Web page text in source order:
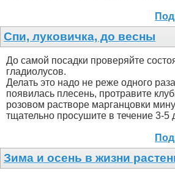
Спи, луковичка, до весны
До самой посадки проверяйте
гладиолусов.
Делать это надо не реже одного
появилась плесень, протравите
розовом растворе марганцовки
тщательно просушите в течение 3-5
Зима и осень в жизни